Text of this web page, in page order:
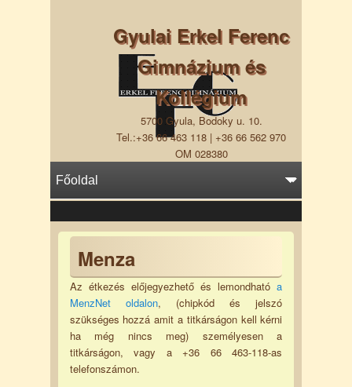
Gyulai Erkel Ferenc
Gimnázium és
Kollégium
5700 Gyula, Bodoky u. 10.
Tel.:+36 66 463 118 | +36 66 562 970
OM 028380
Menza
Az étkezés előjegyezhető és lemondható a
MenzNet oldalon, (chipkód és jelszó
szükséges hozzá amit a titkárságon kell kérni
ha még nincs meg) személyesen a
titkárságon, vagy a +36 66 463-118-as
telefonszámon.